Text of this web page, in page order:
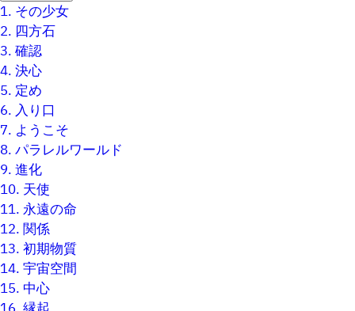
1. その少女
2. 四方石
3.確認
4.決心
5.定め
6.入り口
7. ようこそ
8.パラレルワールド
9.進化
10. 天使
11.永遠の命
12.関係
13.初期物質
14.宇宙空間
15. 中心